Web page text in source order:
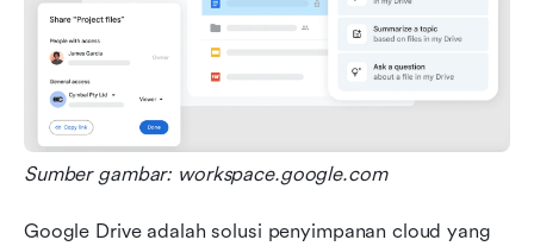
Sumber gambar: workspace.google.com
Google Drive adalah solusi penyimpanan cloud yang